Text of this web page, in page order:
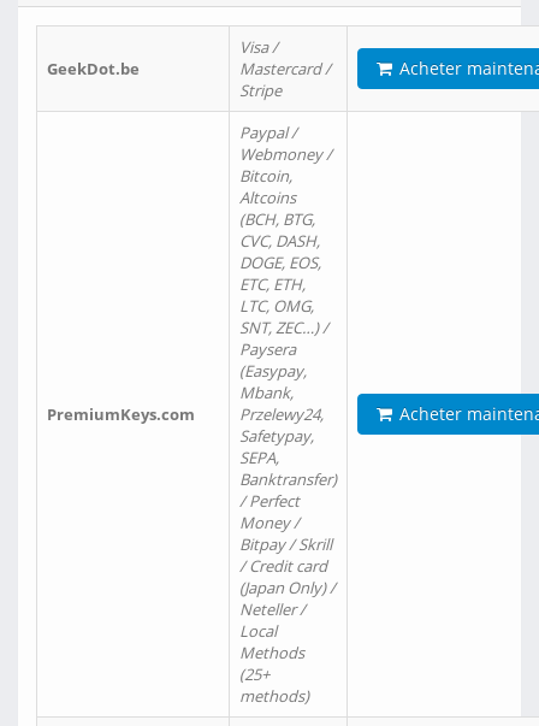
GeekDot.be
Visa /
Mastercard /
Stripe
Acheter
PremiumKeys.com
Paypal /
Webmoney /
Bitcoin,
Altcoins
(BCH, BTG,
CVC, DASH,
DOGE, EOS,
ETC, ETH,
LTC, OMG,
SNT, ZEC…) /
Paysera
(Easypay,
Mbank,
Przelewy24,
Safetypay,
SEPA,
Banktransfer)
/ Perfect
Money /
Bitpay / Skrill
/ Credit card
(Japan Only) /
Neteller /
Local
Methods
(25+
methods)
Acheter